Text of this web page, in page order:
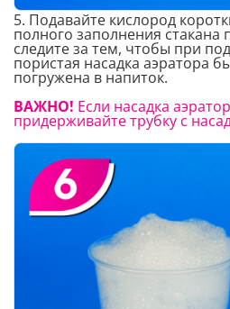
5. Подавайте кислород
полного заполнения стакана
следите за тем, чтобы при
пористая насадка аэратора
погружена в напиток.
ВАЖНО! Если насадка
придерживайте трубку с